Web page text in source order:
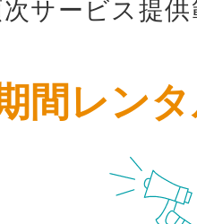
サービス提供
間レン